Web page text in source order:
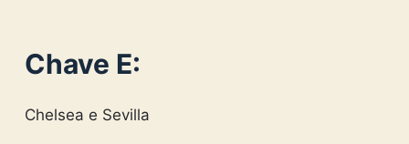
Chave E:
Chelsea e Sevilla